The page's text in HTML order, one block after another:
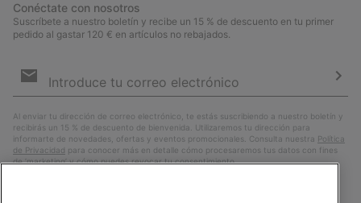
Conéctate con nosotros
Suscríbete a nuestro boletín y recibe un 15 % de descuento en tu primer
pedido al gastar 120 € en artículos no rebajados.
de
Al enviar tu dirección de correo electrónico, te estás suscribiendo a nuestro boletín y
recibirás un 15 % de descuento de bienvenida. Utilizaremos tu dirección para
informarte de novedades, ofertas y eventos promocionales. Consulta nuestra Política
de Privacidad para conocer más en detalle cómo procesaremos tus datos con fines
de ’marketing’ y cómo puedes revocar tu consentimiento.